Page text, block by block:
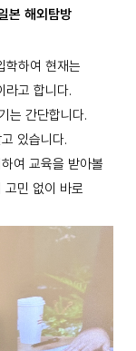
본 해외탐방
학하여 현재는
라고 합니다.
는 간단합니다.
있습니다.
여 교육을 받아볼
고민 없이 바로